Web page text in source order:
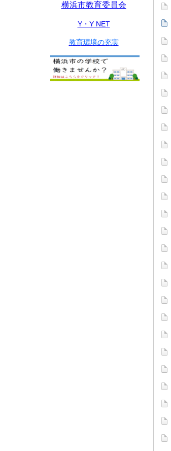
横浜市教育委員会
Y・Y NET
教育環境の充実